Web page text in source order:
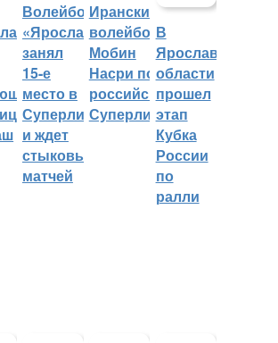
Волейбольный
«Ярославич»
занял
15-е
место в
Суперлиге
и ждет
стыковых
матчей
Иранский
волейболист
Мобин
Насри покинет
российскую
Суперлигу
В
Ярославской
области
прошел
этап
Кубка
России
по
ралли